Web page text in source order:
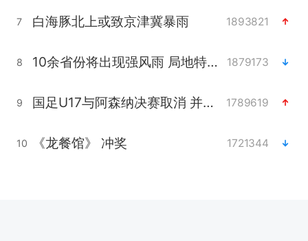
7 白海豚北上或致京津冀暴雨 1893821
8 10余省份将出现强风雨 局地特大暴雨 1879173
9 国足U17与阿森纳决赛取消 并列冠军 1789619
10 《龙餐馆》 冲奖 1721344